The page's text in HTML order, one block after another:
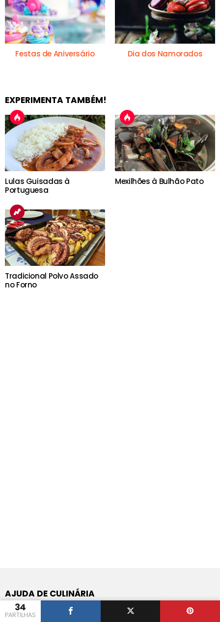
34
PARTILHAS
Festas de Aniversário Dia dos Namorados
EXPERIMENTA TAMBÉM!
Lulas Guisadas à
Portuguesa
Mexilhões à Bulhão Pato
Tradicional Polvo Assado
no Forno
AJUDA DE CULINÁRIA
Perguntas e Respostas de Culinária